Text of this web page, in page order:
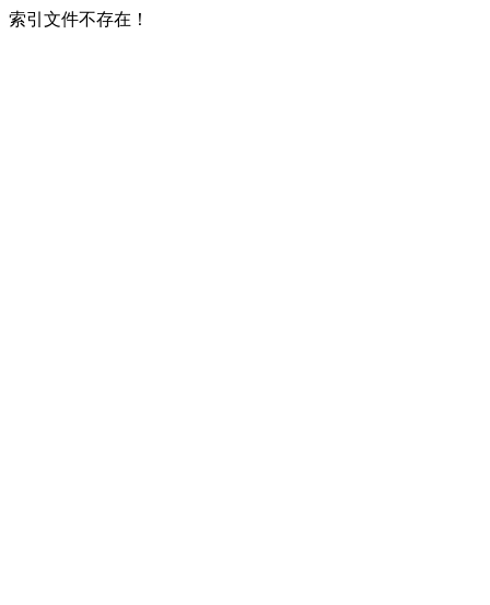
索引文件不存在！